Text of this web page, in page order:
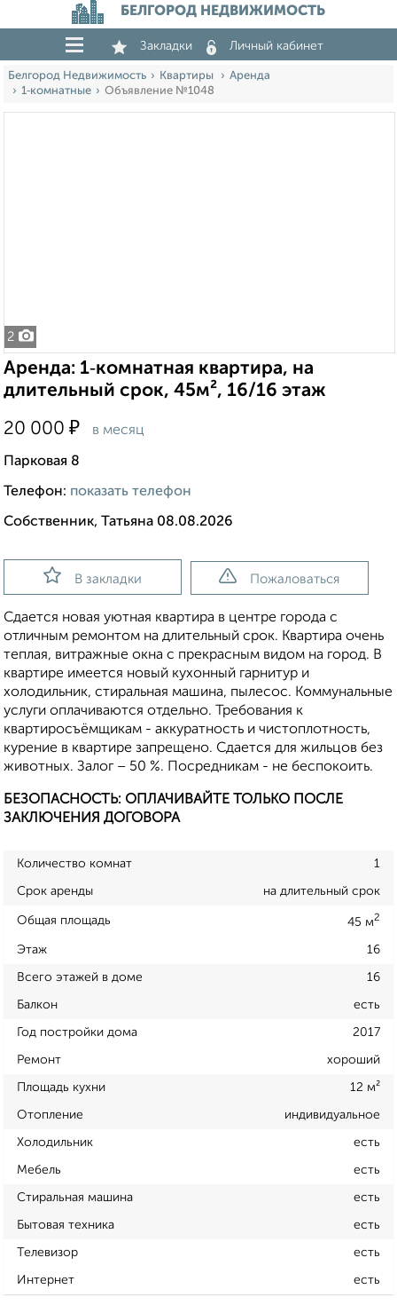
БЕЛГОРОД НЕДВИЖИМОСТЬ
Закладки Личный кабинет
Белгород Недвижимость Квартиры
Аренда
1‑комнатные
Объявление №1048
2
Аренда: 1‑комнатная квартира, на
длительный срок, 45м², 16/16 этаж
20 000 ₽ в месяц
Парковая 8
Телефон: показать телефон
Собственник, Татьяна 08.08.2026
В закладки Пожаловаться
Сдается новая уютная квартира в центре города с
отличным ремонтом на длительный срок. Квартира очень
теплая, витражные окна с прекрасным видом на город. В
квартире имеется новый кухонный гарнитур и
холодильник, стиральная машина, пылесос. Коммунальные
услуги оплачиваются отдельно. Требования к
квартиросъёмщикам - аккуратность и чистоплотность,
курение в квартире запрещено. Сдается для жильцов без
животных. Залог – 50 %. Посредникам - не беспокоить.
БЕЗОПАСНОСТЬ: ОПЛАЧИВАЙТЕ ТОЛЬКО ПОСЛЕ
ЗАКЛЮЧЕНИЯ ДОГОВОРА
Количество комнат 1
Срок аренды на длительный срок
Общая площадь 45 м2
Этаж 16
Всего этажей в доме 16
Балкон есть
Год постройки дома 2017
Ремонт хороший
Площадь кухни 12 м²
Отопление индивидуальное
Холодильник есть
Мебель есть
Стиральная машина есть
Бытовая техника есть
Телевизор есть
Интернет есть